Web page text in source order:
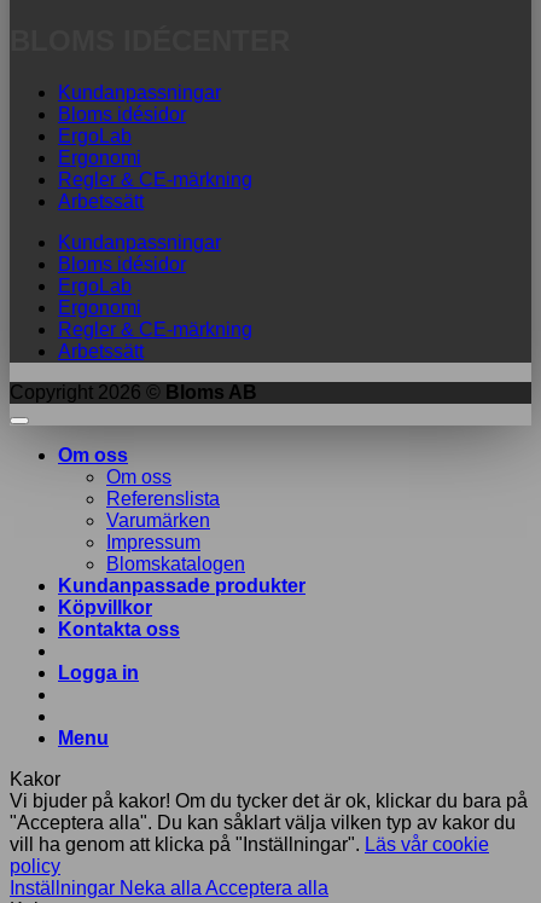
Kundanpassningar
Bloms idésidor
ErgoLab
Ergonomi
Regler & CE-märkning
Arbetssätt
Kundanpassningar
Bloms idésidor
ErgoLab
Ergonomi
Regler & CE-märkning
Arbetssätt
Copyright 2026 © Bloms AB
Om oss
Om oss
Referenslista
Varumärken
Impressum
Blomskatalogen
Kundanpassade produkter
Köpvillkor
Kontakta oss
Logga in
Menu
Kakor
Vi bjuder på kakor! Om du tycker det är ok, klickar du bara på
"Acceptera alla". Du kan såklart välja vilken typ av kakor du
vill ha genom att klicka på "Inställningar". Läs vår cookie
policy
Inställningar Neka alla Acceptera alla